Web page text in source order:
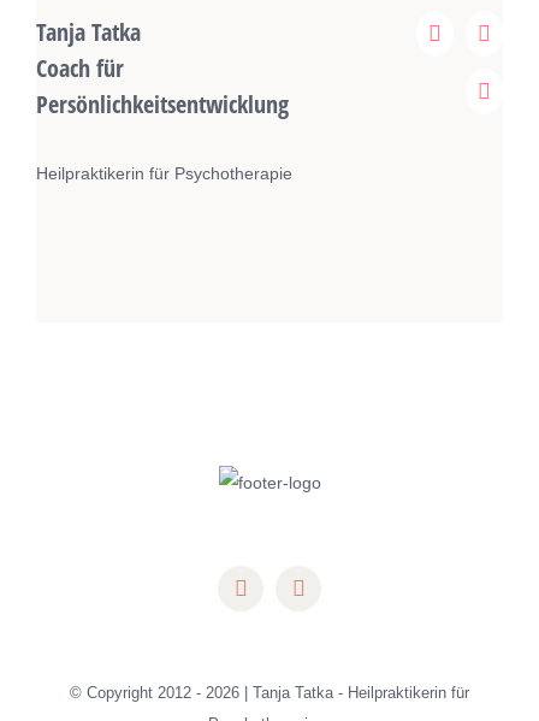
Tanja Tatka
Coach für
Persönlichkeitsentwicklung
Heilpraktikerin für Psychotherapie
© Copyright 2012 - 2026 | Tanja Tatka - Heilpraktikerin für